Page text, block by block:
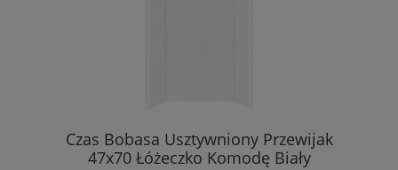
Czas Bobasa Usztywniony Przewijak
47x70 Łóżeczko Komodę Biały